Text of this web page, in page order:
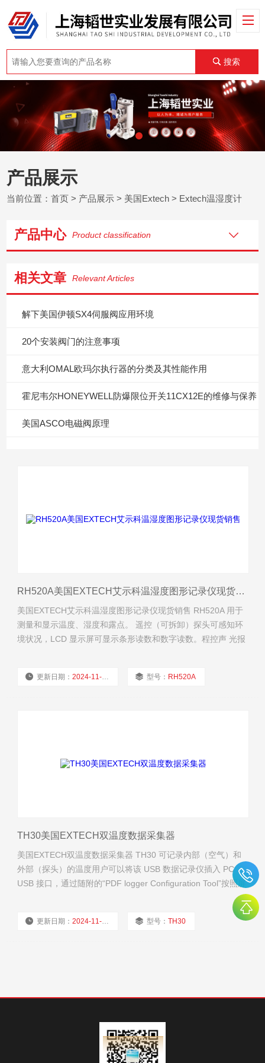
搜索
产品展示
当前位置：首页 > 产品展示 > 美国Extech > Extech温湿度计
产品中心 Product classification
相关文章 Relevant Articles
解下美国伊顿SX4伺服阀应用环境
20个安装阀门的注意事项
意大利OMAL欧玛尔执行器的分类及其性能作用
霍尼韦尔HONEYWELL防爆限位开关11CX12E的维修与保养
美国ASCO电磁阀原理
RH520A美国EXTECH艾示科温湿度图形记录仪现货销售
美国EXTECH艾示科温湿度图形记录仪现货销售 RH520A 用于
测量和显示温度、湿度和露点。 遥控（可拆卸）探头可感知环
境状况，LCD 显示屏可显示条形读数和数字读数。程控声 光报
更新日期：2024-11-22 型号： RH520A
TH30美国EXTECH双温度数据采集器
美国EXTECH双温度数据采集器 TH30 可记录内部（空气）和
外部（探头）的温度用户可以将该 USB 数据记录仪插入 PC
USB 接口，通过随附的“PDF logger Configuration Tool”按照屏
幕提示进行选择以完成配置和定制。Extech 简单易用多功能便
携式 USB 数据记录仪该温度计在交付前均经过全面测试及校
准，若使用得当，可提供多年可靠的服务。
更新日期：2024-11-19 型号：TH30